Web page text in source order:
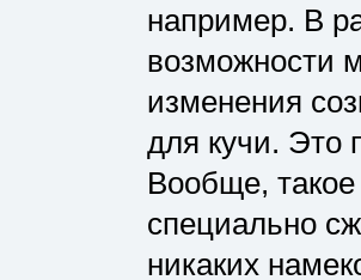
например. В
возможности
изменения
для кучи. Это
Вообще,
специально
никаких